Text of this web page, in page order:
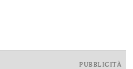
PUBBLICITÀ